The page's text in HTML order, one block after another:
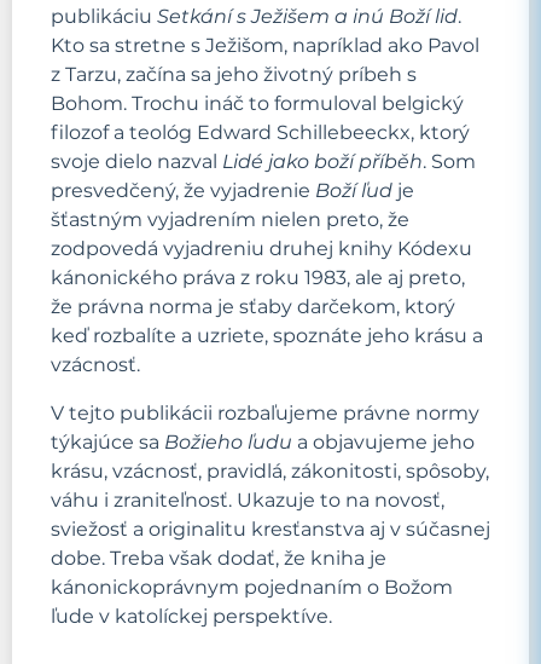
publikáciu Setkání s Ježišem a inú Boží lid.
Kto sa stretne s Ježišom, napríklad ako Pavol
z Tarzu, začína sa jeho životný príbeh s
Bohom. Trochu ináč to formuloval belgický
filozof a teológ Edward Schillebeeckx, ktorý
svoje dielo nazval Lidé jako boží příběh. Som
presvedčený, že vyjadrenie Boží ľud je
šťastným vyjadrením nielen preto, že
zodpovedá vyjadreniu druhej knihy Kódexu
kánonického práva z roku 1983, ale aj preto,
že právna norma je sťaby darčekom, ktorý
keď rozbalíte a uzriete, spoznáte jeho krásu a
vzácnosť.
V tejto publikácii rozbaľujeme právne normy
týkajúce sa Božieho ľudu a objavujeme jeho
krásu, vzácnosť, pravidlá, zákonitosti, spôsoby,
váhu i zraniteľnosť. Ukazuje to na novosť,
sviežosť a originalitu kresťanstva aj v súčasnej
dobe. Treba však dodať, že kniha je
kánonickoprávnym pojednaním o Božom
ľude v katolíckej perspektíve.